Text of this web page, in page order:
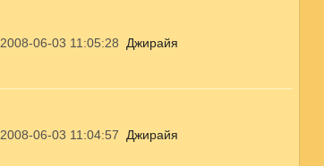
2008-06-03 11:05:28 Джирайя
2008-06-03 11:04:57 Джирайя